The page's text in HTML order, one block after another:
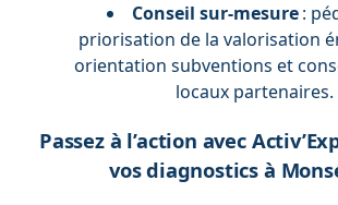
Conseil sur-mesure:
priorisation de la valorisation
orientation subventions et
locaux partenaires.
Passez à l’action avec
vos diagnostics à